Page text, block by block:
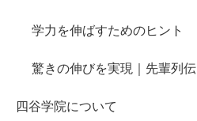
学力を伸ばすためのヒント
驚きの伸びを実現｜先輩列伝
四谷学院について